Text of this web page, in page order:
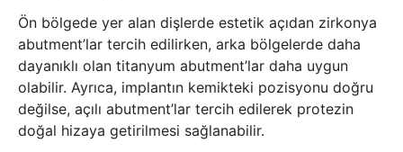
Ön bölgede yer alan dişlerde estetik açıdan zirkonya
abutment’lar tercih edilirken, arka bölgelerde daha
dayanıklı olan titanyum abutment’lar daha uygun
olabilir. Ayrıca, implantın kemikteki pozisyonu doğru
değilse, açılı abutment’lar tercih edilerek protezin
doğal hizaya getirilmesi sağlanabilir.